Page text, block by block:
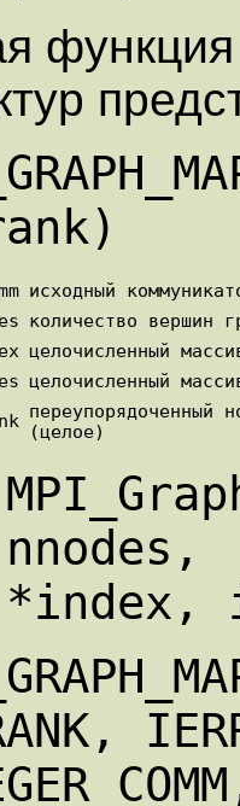
функция
исходный
количество вершин
целочисленный
целочисленный
переупорядоченный
(целое)